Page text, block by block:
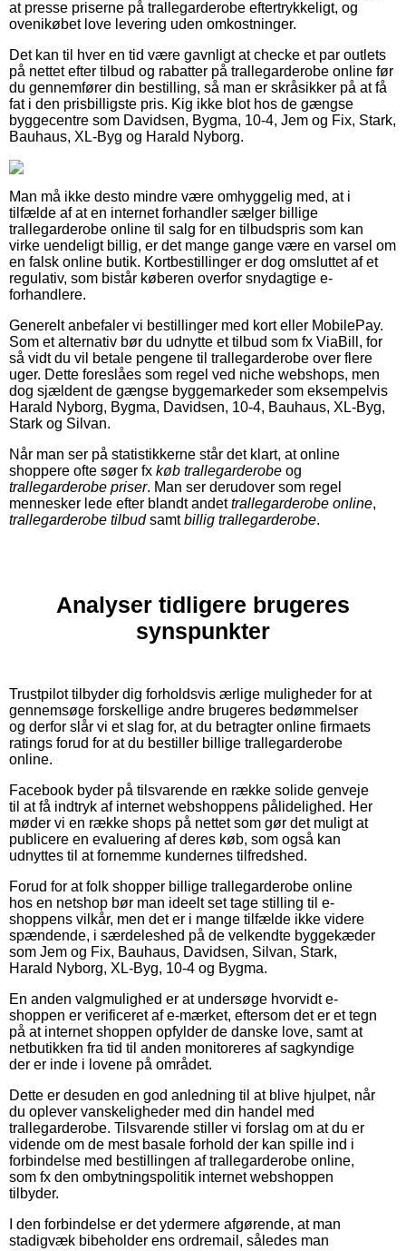
at presse priserne på trallegarderobe eftertrykkeligt, og
ovenikøbet love levering uden omkostninger.
Det kan til hver en tid være gavnligt at checke et par outlets
på nettet efter tilbud og rabatter på trallegarderobe online før
du gennemfører din bestilling, så man er skråsikker på at få
fat i den prisbilligste pris. Kig ikke blot hos de gængse
byggecentre som Davidsen, Bygma, 10-4, Jem og Fix, Stark,
Bauhaus, XL-Byg og Harald Nyborg.
Man må ikke desto mindre være omhyggelig med, at i
tilfælde af at en internet forhandler sælger billige
trallegarderobe online til salg for en tilbudspris som kan
virke uendeligt billig, er det mange gange være en varsel om
en falsk online butik. Kortbestillinger er dog omsluttet af et
regulativ, som bistår køberen overfor snydagtige e-
forhandlere.
Generelt anbefaler vi bestillinger med kort eller MobilePay.
Som et alternativ bør du udnytte et tilbud som fx ViaBill, for
så vidt du vil betale pengene til trallegarderobe over flere
uger. Dette foreslåes som regel ved niche webshops, men
dog sjældent de gængse byggemarkeder som eksempelvis
Harald Nyborg, Bygma, Davidsen, 10-4, Bauhaus, XL-Byg,
Stark og Silvan.
Når man ser på statistikkerne står det klart, at online
shoppere ofte søger fx køb trallegarderobe og
trallegarderobe priser. Man ser derudover som regel
mennesker lede efter blandt andettrallegarderobe online,
trallegarderobe tilbudsamtbillig trallegarderobe.
Analyser tidligere brugeres
synspunkter
Trustpilot tilbyder dig forholdsvis ærlige muligheder for at
gennemsøge forskellige andre brugeres bedømmelser
og derfor slår vi et slag for, at du betragter online firmaets
ratings forud for at du bestiller billige trallegarderobe
online.
Facebook byder på tilsvarende en række solide genveje
til at få indtryk af internet webshoppens pålidelighed. Her
møder vi en række shops på nettet som gør det muligt at
publicere en evaluering af deres køb, som også kan
udnyttes til at fornemme kundernes tilfredshed.
Forud for at folk shopper billige trallegarderobe online
hos en netshop bør man ideelt set tage stilling til e-
shoppens vilkår, men det er i mange tilfælde ikke videre
spændende, i særdeleshed på de velkendte byggekæder
som Jem og Fix, Bauhaus, Davidsen, Silvan, Stark,
Harald Nyborg, XL-Byg, 10-4 og Bygma.
En anden valgmulighed er at undersøge hvorvidt e-
shoppen er verificeret af e-mærket, eftersom det er et tegn
på at internet shoppen opfylder de danske love, samt at
netbutikken fra tid til anden monitoreres af sagkyndige
der er inde i lovene på området.
Dette er desuden en god anledning til at blive hjulpet, når
du oplever vanskeligheder med din handel med
trallegarderobe. Tilsvarende stiller vi forslag om at du er
vidende om de mest basale forhold der kan spille ind i
forbindelse med bestillingen af trallegarderobe online,
som fx den ombytningspolitik internet webshoppen
tilbyder.
I den forbindelse er det ydermere afgørende, at man
stadigvæk bibeholder ens ordremail, således man